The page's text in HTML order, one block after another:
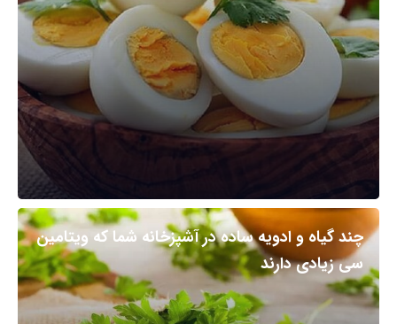
چند گیاه و ادویه ساده در آشپزخانه شما که ویتامین
سی زیادی دارند